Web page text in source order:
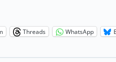
Threads WhatsApp